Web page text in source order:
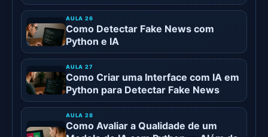
Como Detectar Fake News com
Python e IA
Como Criar uma Interface com IA em
Python para Detectar Fake News
Como Avaliar a Qualidade de um